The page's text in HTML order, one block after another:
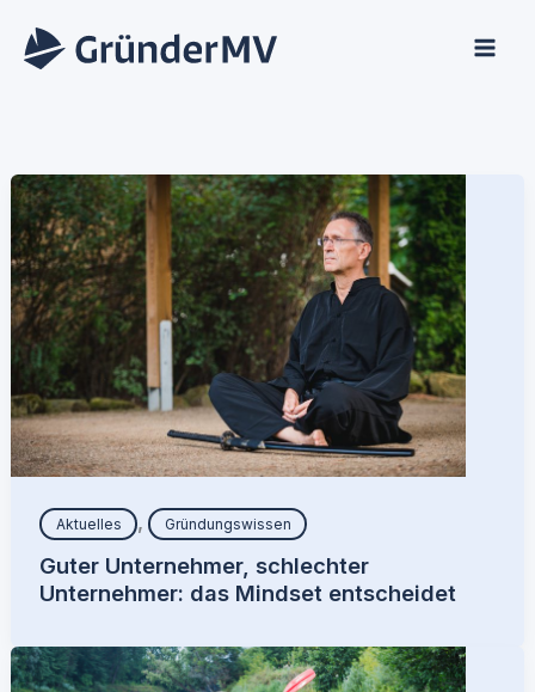
Inhalt
Aktuelles , Gründungswissen
Guter Unternehmer, schlechter
Unternehmer: das Mindset entscheidet